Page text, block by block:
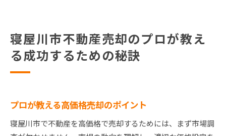
寝屋川市不動産売却のプロが教え
る成功するための秘訣
プロが教える高価格売却のポイント
寝屋川市で不動産を高価格で売却するためには、まず市場調